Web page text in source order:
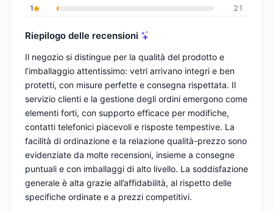
1
21
Riepilogo delle recensioni
Il negozio si distingue per la qualità del prodotto e
l’imballaggio attentissimo: vetri arrivano integri e ben
protetti, con misure perfette e consegna rispettata. Il
servizio clienti e la gestione degli ordini emergono come
elementi forti, con supporto efficace per modifiche,
contatti telefonici piacevoli e risposte tempestive. La
facilità di ordinazione e la relazione qualità-prezzo sono
evidenziate da molte recensioni, insieme a consegne
puntuali e con imballaggi di alto livello. La soddisfazione
generale è alta grazie all’affidabilità, al rispetto delle
specifiche ordinate e a prezzi competitivi.